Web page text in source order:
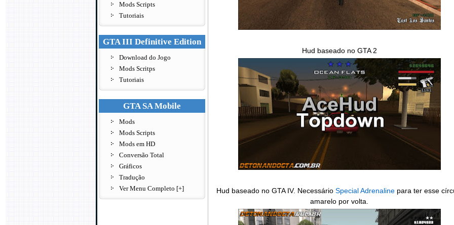
Mods Scripts
Tutoriais
GTA III Definitive Edition
Download do Jogo
Mods Scritps
Tutoriais
GTA SA Mobile
Mods
Mods Scripts
Mods em HD
Conversão Total
Gráficos
Tradução
Ver Menu Completo [+]
Hud baseado no GTA 2
Hud baseado no GTA IV. Necessário Special Adrenalinepara ter esse
amarelo por volta.